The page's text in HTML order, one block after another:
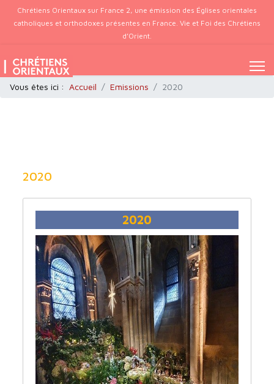
Chrétiens Orientaux sur France 2, une émission des Églises orientales
catholiques et orthodoxes présentes en France. Vie et Foi des Chrétiens
d’Orient.
Vous êtes ici : Accueil Emissions 2020
2020
2020